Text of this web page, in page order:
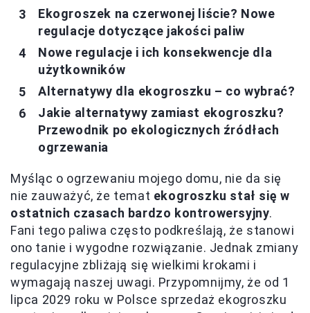
Ekogroszek na czerwonej liście? Nowe
regulacje dotyczące jakości paliw
Nowe regulacje i ich konsekwencje dla
użytkowników
Alternatywy dla ekogroszku – co wybrać?
Jakie alternatywy zamiast ekogroszku?
Przewodnik po ekologicznych źródłach
ogrzewania
Myśląc o ogrzewaniu mojego domu, nie da się
nie zauważyć, że temat ekogroszku stał się w
ostatnich czasach bardzo kontrowersyjny.
Fani tego paliwa często podkreślają, że stanowi
ono tanie i wygodne rozwiązanie. Jednak zmiany
regulacyjne zbliżają się wielkimi krokami i
wymagają naszej uwagi. Przypomnijmy, że od 1
lipca 2029 roku w Polsce sprzedaż ekogroszku